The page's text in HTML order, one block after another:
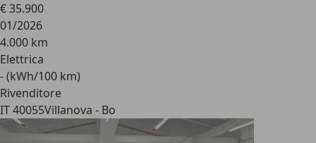
€ 35.900
01/2026
4.000 km
Elettrica
- (kWh/100 km)
Rivenditore
IT 40055Villanova - Bo